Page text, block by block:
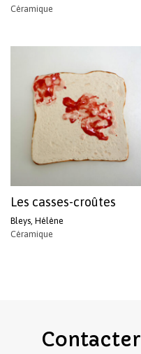
Céramique
Les casses-croûtes
Bleys, Hélène
Céramique
Contacter